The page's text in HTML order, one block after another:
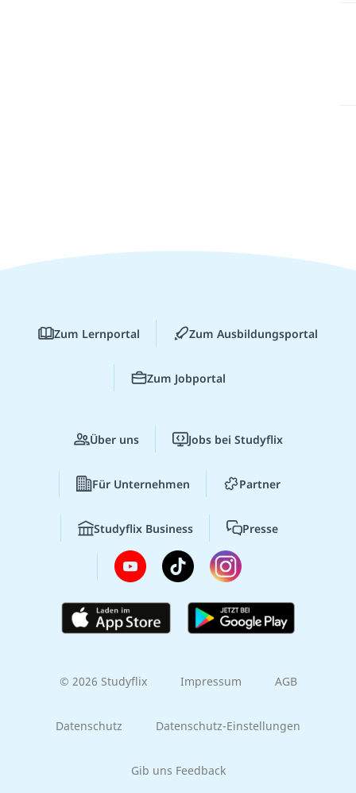
Zum Lernportal Zum Ausbildungsportal
Zum Jobportal
Über uns Jobs bei Studyflix
Für Unternehmen Partner
Studyflix Business Presse
© 2026 Studyflix Impressum AGB
Datenschutz Datenschutz-Einstellungen
Gib uns Feedback